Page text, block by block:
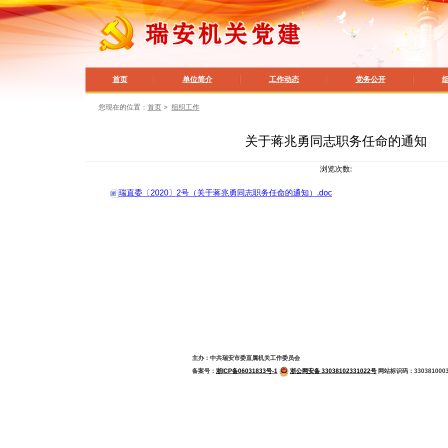
首页 单位简介 工作动态 党务公开
您现在的位置： 首页 > 组织工作
关于蒋兆勇同志职务任命的通知
浏览次数:
瑞直委〔2020〕2号（关于蒋兆勇同志职务任命的通知）.doc
主办：中共瑞安市委直属机关工作委员会
备案号： 浙ICP备06031833号-1 浙公网安备 33038102331022号 网站标识码：